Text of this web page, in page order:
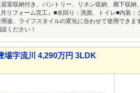
室収納付き、パントリー、リネン収納、廊下収
リフォーム完工』■水回り：洗面、トイレ■内装
途、ライフスタイルの変化に合わせて使用でき
ください！
場字流川 4,290万円 3LDK